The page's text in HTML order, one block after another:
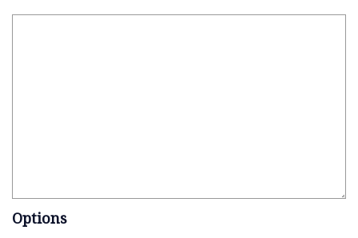
Options